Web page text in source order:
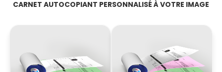
CARNET AUTOCOPIANT PERSONNALISÉ À VOTRE IMAGE